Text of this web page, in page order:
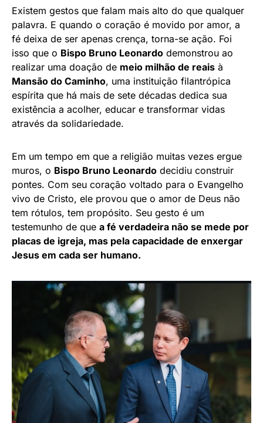
Existem gestos que falam mais alto do que qualquer
palavra. E quando o coração é movido por amor, a
fé deixa de ser apenas crença, torna-se ação. Foi
isso que o Bispo Bruno Leonardo demonstrou ao
realizar uma doação de meio milhão de reais à
Mansão do Caminho, uma instituição filantrópica
espírita que há mais de sete décadas dedica sua
existência a acolher, educar e transformar vidas
através da solidariedade.
Em um tempo em que a religião muitas vezes ergue
muros, o Bispo Bruno Leonardo decidiu construir
pontes. Com seu coração voltado para o Evangelho
vivo de Cristo, ele provou que o amor de Deus não
tem rótulos, tem propósito. Seu gesto é um
testemunho de que a fé verdadeira não se mede por
placas de igreja, mas pela capacidade de enxergar
Jesus em cada ser humano.